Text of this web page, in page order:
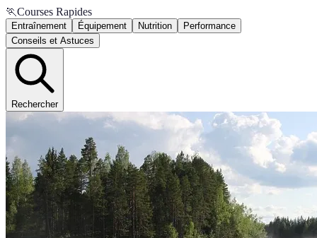
🏃Courses Rapides
Entraînement Équipement Nutrition
Performance
Conseils et Astuces
Rechercher